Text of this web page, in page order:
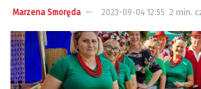
Marzena Smoręda 2023-09-04 12:55 2 min.